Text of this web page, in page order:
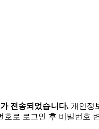
전송되었습니다. 개인정
로 로그인 후 비밀번호